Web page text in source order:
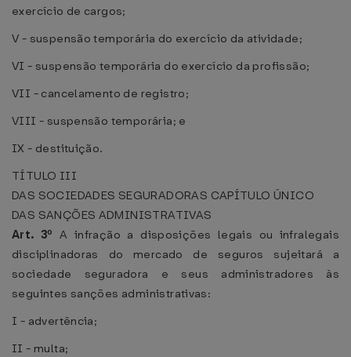
exercício de cargos;
V - suspensão temporária do exercício da atividade;
VI - suspensão temporária do exercício da profissão;
VII - cancelamento de registro;
VIII - suspensão temporária; e
IX - destituição.
TÍTULO III
DAS SOCIEDADES SEGURADORAS CAPÍTULO ÚNICO
DAS SANÇÕES ADMINISTRATIVAS
Art. 3ºA infração a disposições legais ou infralegais
disciplinadoras do mercado de seguros sujeitará a
sociedade seguradora e seus administradores às
seguintes sanções administrativas:
I - advertência;
II - multa;